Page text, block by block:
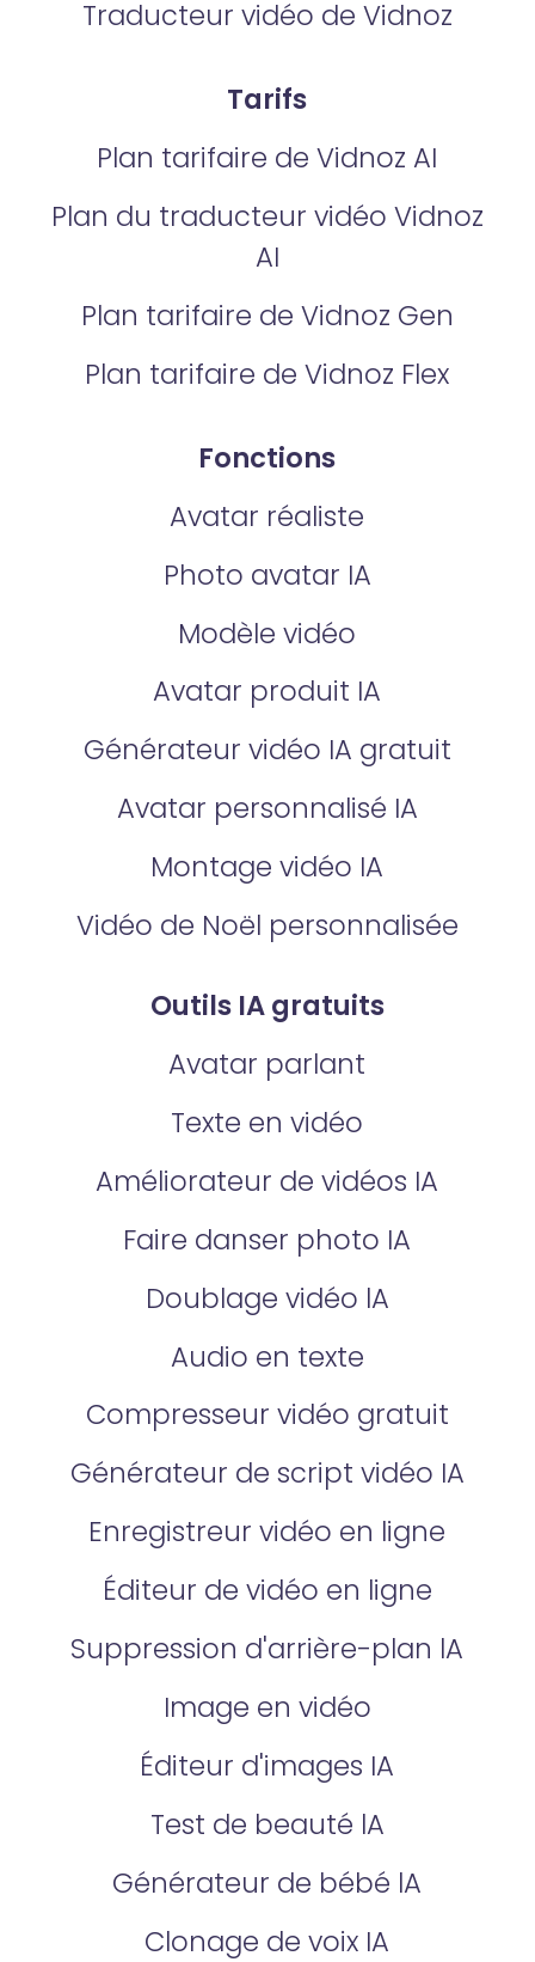
Traducteur vidéo de Vidnoz
Tarifs
Plan tarifaire de Vidnoz AI
Plan du traducteur vidéo Vidnoz
AI
Plan tarifaire de Vidnoz Gen
Plan tarifaire de Vidnoz Flex
Fonctions
Avatar réaliste
Photo avatar IA
Modèle vidéo
Avatar produit IA
Générateur vidéo IA gratuit
Avatar personnalisé IA
Montage vidéo IA
Vidéo de Noël personnalisée
Outils IA gratuits
Avatar parlant
Texte en vidéo
Améliorateur de vidéos IA
Faire danser photo IA
Doublage vidéo lA
Audio en texte
Compresseur vidéo gratuit
Générateur de script vidéo IA
Enregistreur vidéo en ligne
Éditeur de vidéo en ligne
Suppression d'arrière-plan lA
Image en vidéo
Éditeur d'images IA
Test de beauté lA
Générateur de bébé lA
Clonage de voix IA